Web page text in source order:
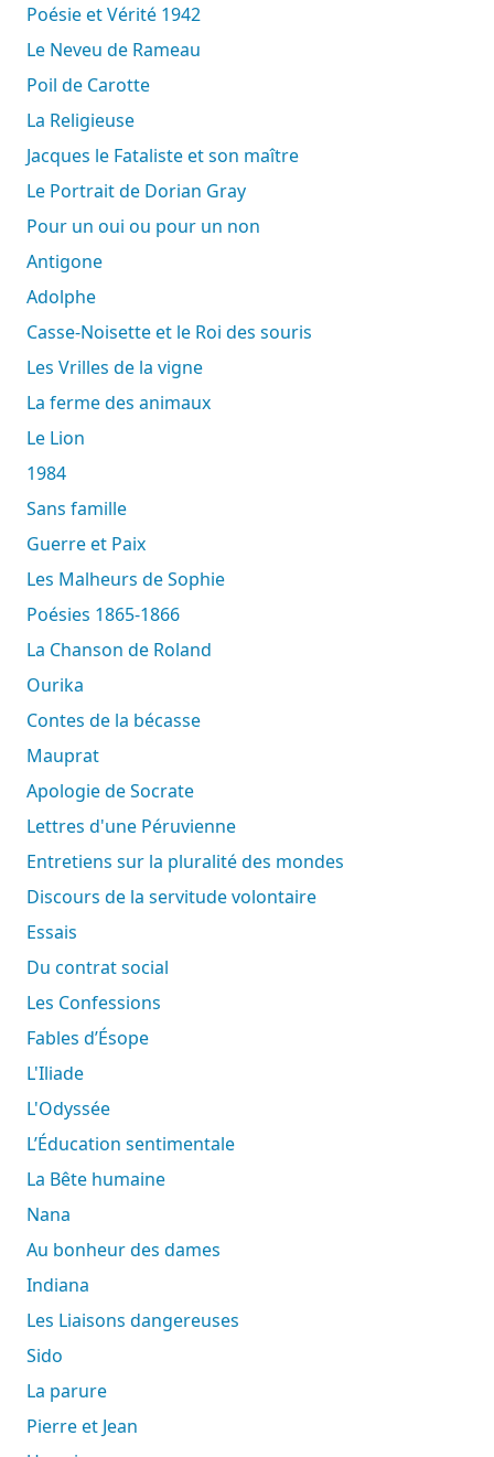
Poésie et Vérité 1942
Le Neveu de Rameau
Poil de Carotte
La Religieuse
Jacques le Fataliste et son maître
Le Portrait de Dorian Gray
Pour un oui ou pour un non
Antigone
Adolphe
Casse-Noisette et le Roi des souris
Les Vrilles de la vigne
La ferme des animaux
Le Lion
1984
Sans famille
Guerre et Paix
Les Malheurs de Sophie
Poésies 1865-1866
La Chanson de Roland
Ourika
Contes de la bécasse
Mauprat
Apologie de Socrate
Lettres d'une Péruvienne
Entretiens sur la pluralité des mondes
Discours de la servitude volontaire
Essais
Du contrat social
Les Confessions
Fables d’Ésope
L'Iliade
L'Odyssée
L’Éducation sentimentale
La Bête humaine
Nana
Au bonheur des dames
Indiana
Les Liaisons dangereuses
Sido
La parure
Pierre et Jean